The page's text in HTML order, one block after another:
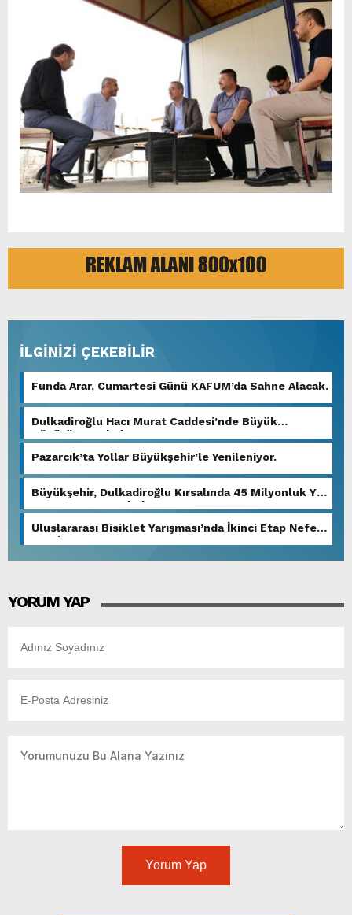
İLGİNİZİ ÇEKEBİLİR
Funda Arar, Cumartesi Günü KAFUM’da Sahne Alacak.
Dulkadiroğlu Hacı Murat Caddesi’nde Büyük
Dönüşüm Başladı.
Pazarcık’ta Yollar Büyükşehir’le Yenileniyor.
Büyükşehir, Dulkadiroğlu Kırsalında 45 Milyonluk Yol
Yatırımını Tamamladı.
Uluslararası Bisiklet Yarışması’nda İkinci Etap Nefes
Kesti.
YORUM YAP
Yorum Yap